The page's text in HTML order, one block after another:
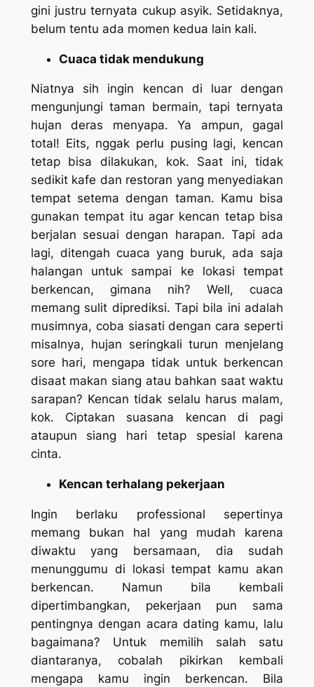
gini justru ternyata cukup asyik. Setidaknya,
belum tentu ada momen kedua lain kali.
Cuaca tidak mendukung
Niatnya sih ingin kencan di luar dengan
mengunjungi taman bermain, tapi ternyata
hujan deras menyapa. Ya ampun, gagal
total! Eits, nggak perlu pusing lagi, kencan
tetap bisa dilakukan, kok. Saat ini, tidak
sedikit kafe dan restoran yang menyediakan
tempat setema dengan taman. Kamu bisa
gunakan tempat itu agar kencan tetap bisa
berjalan sesuai dengan harapan. Tapi ada
lagi, ditengah cuaca yang buruk, ada saja
halangan untuk sampai ke lokasi tempat
berkencan, gimana nih? Well, cuaca
memang sulit diprediksi. Tapi bila ini adalah
musimnya, coba siasati dengan cara seperti
misalnya, hujan seringkali turun menjelang
sore hari, mengapa tidak untuk berkencan
disaat makan siang atau bahkan saat waktu
sarapan? Kencan tidak selalu harus malam,
kok. Ciptakan suasana kencan di pagi
ataupun siang hari tetap spesial karena
cinta.
Kencan terhalang pekerjaan
Ingin berlaku professional sepertinya
memang bukan hal yang mudah karena
diwaktu yang bersamaan, dia sudah
menunggumu di lokasi tempat kamu akan
berkencan. Namun bila kembali
dipertimbangkan, pekerjaan pun sama
pentingnya dengan acaradating kamu, lalu
bagaimana? Untuk memilih salah satu
diantaranya, cobalah pikirkan kembali
mengapa kamu ingin berkencan. Bila